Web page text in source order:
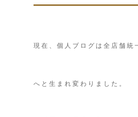
現在、個人ブログは全店舗統
へと生まれ変わりました。